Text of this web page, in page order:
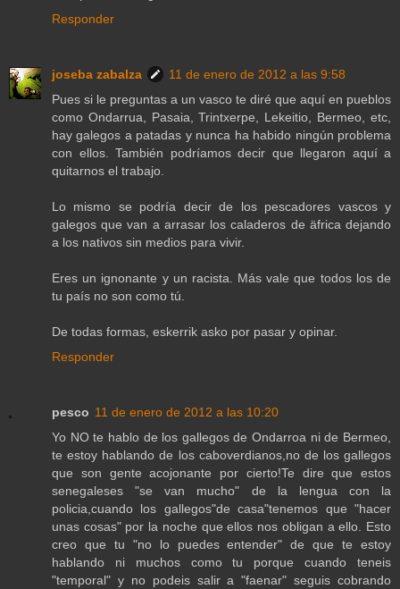
Responder
joseba zabalza
11 de enero de 2012 a las 9:58
Pues si le preguntas a un vasco te diré que aquí en pueblos
como Ondarrua, Pasaia, Trintxerpe, Lekeitio, Bermeo, etc,
hay galegos a patadas y nunca ha habido ningún problema
con ellos. También podríamos decir que llegaron aquí a
quitarnos el trabajo.
Lo mismo se podría decir de los pescadores vascos y
galegos que van a arrasar los caladeros de äfrica dejando
a los nativos sin medios para vivir.
Eres un ignonante y un racista. Más vale que todos los de
tu país no son como tú.
De todas formas, eskerrik asko por pasar y opinar.
Responder
pesco 11 de enero de 2012 a las 10:20
Yo NO te hablo de los gallegos de Ondarroa ni de Bermeo,
te estoy hablando de los caboverdianos,no de los gallegos
que son gente acojonante por cierto!Te dire que estos
senegaleses "se van mucho" de la lengua con la
policia,cuando los gallegos"de casa"tenemos que "hacer
unas cosas" por la noche que ellos nos obligan a ello. Esto
creo que tu "no lo puedes entender" de que te estoy
hablando ni muchos como tu porque cuando teneis
"temporal" y no podeis salir a "faenar" seguis cobrando